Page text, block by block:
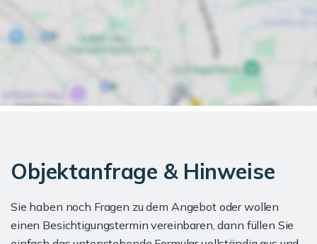
Objektanfrage & Hinweise
Sie haben noch Fragen zu dem Angebot oder wollen
einen Besichtigungstermin vereinbaren, dann füllen Sie